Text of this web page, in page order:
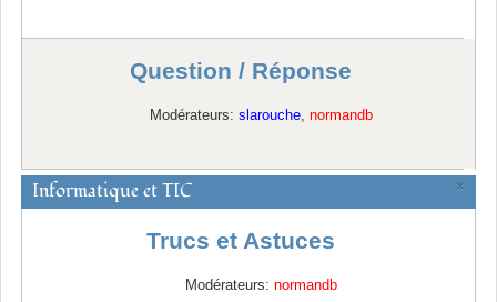
Question / Réponse
Modérateurs:slarouche,normandb
×
Informatique et TIC
Trucs et Astuces
Modérateurs:normandb